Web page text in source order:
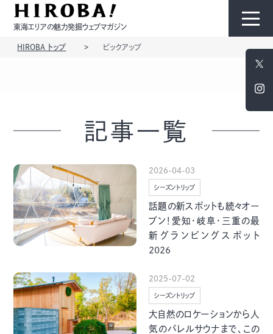
東海エリアの魅力発掘ウェブマガジン
モノ ひと
季節・まち まち・スポット
HIROBA トップ ピックアップ
記事一覧
2026-04-03
シーズントリップ
話題の新スポットも続々オー
プン！愛知・岐阜・三重の最
新グランピングスポット
2026
2025-07-02
シーズントリップ
大自然のロケーションから人
気のバレルサウナまで、この